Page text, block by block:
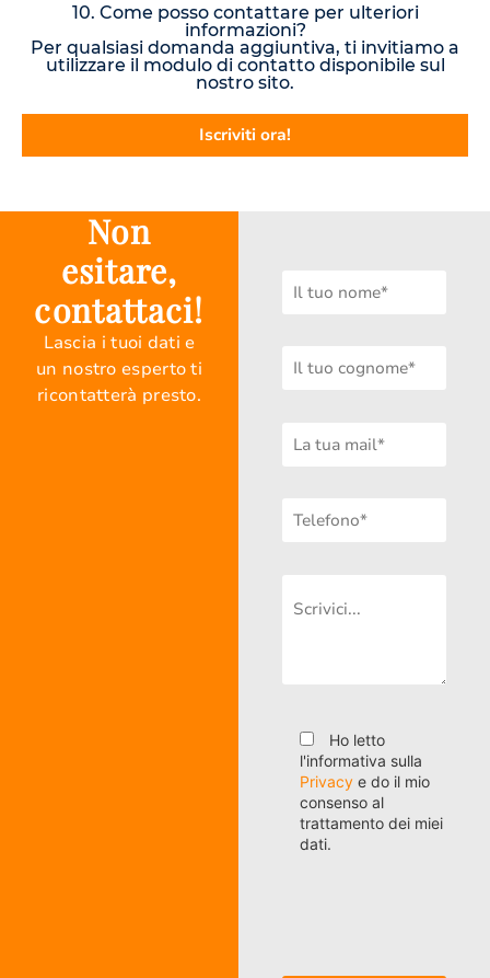
10. Come posso contattare per ulteriori
informazioni?
Per qualsiasi domanda aggiuntiva, ti invitiamo a
utilizzare il modulo di contatto disponibile sul
nostro sito.
Iscriviti ora!
Non
esitare,
contattaci!
Lascia i tuoi dati e
un nostro esperto ti
ricontatterà presto.
Ho letto
l'informativa sulla
Privacy e do il mio
consenso al
trattamento dei miei
dati.